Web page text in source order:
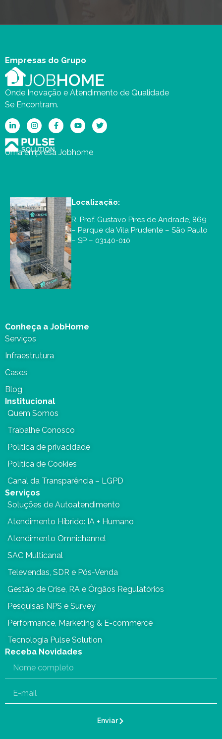
Empresas do Grupo
Onde Inovação e Atendimento de Qualidade
Se Encontram.
Uma empresa Jobhome
Localização:
R. Prof. Gustavo Pires de Andrade, 869
– Parque da Vila Prudente – São Paulo
– SP – 03140-010
Conheça a JobHome
Serviços
Infraestrutura
Cases
Blog
Institucional
Quem Somos
Trabalhe Conosco
Política de privacidade
Política de Cookies
Canal da Transparência – LGPD
Serviços
Soluções de Autoatendimento
Atendimento Híbrido: IA + Humano
Atendimento Omnichannel
SAC Multicanal
Televendas, SDR e Pós-Venda
Gestão de Crise, RA e Órgãos Regulatórios
Pesquisas NPS e Survey
Performance, Marketing & E-commerce
Tecnologia Pulse Solution
Receba Novidades
Enviar